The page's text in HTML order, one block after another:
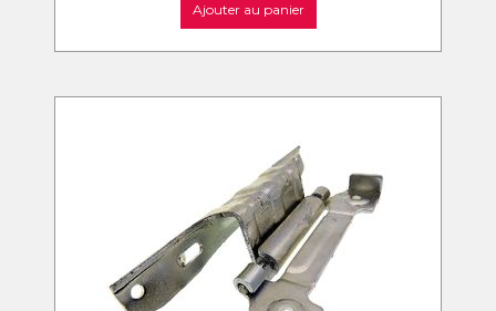
Ajouter au panier